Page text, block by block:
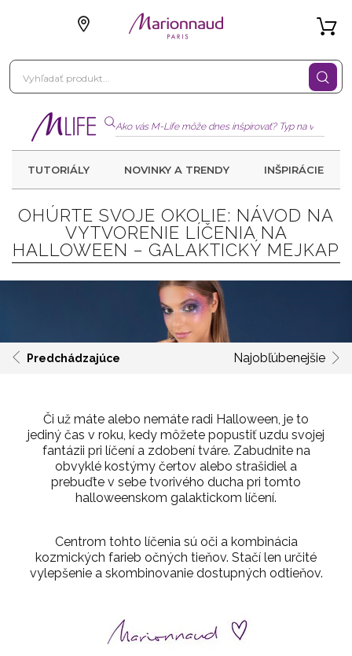
TUTORIÁLY NOVINKY A TRENDY INŠPIRÁCIE
OHÚRTE SVOJE OKOLIE: NÁVOD NA
VYTVORENIE LÍČENIA NA
HALLOWEEN – GALAKTICKÝ MEJKAP
Predchádzajúce Najobľúbenejšie
Či už máte alebo nemáte radi Halloween, je to
jediný čas v roku, kedy môžete popustiť uzdu svojej
fantázii pri líčení a zdobení tváre. Zabudnite na
obvyklé kostýmy čertov alebo strašidiel a
prebuďte v sebe tvorivého ducha pri tomto
halloweenskom galaktickom líčení.
Centrom tohto líčenia sú oči a kombinácia
kozmických farieb očných tieňov. Stačí len určité
vylepšenie a skombinovanie dostupných odtieňov.